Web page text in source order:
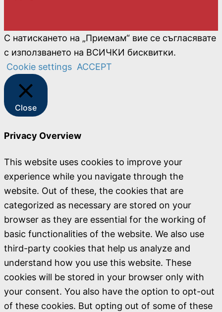
С натискането на „Приемам“ вие се съгласявате
с използването на ВСИЧКИ бисквитки.
Cookie settings ACCEPT
Close
Privacy Overview
This website uses cookies to improve your
experience while you navigate through the
website. Out of these, the cookies that are
categorized as necessary are stored on your
browser as they are essential for the working of
basic functionalities of the website. We also use
third-party cookies that help us analyze and
understand how you use this website. These
cookies will be stored in your browser only with
your consent. You also have the option to opt-out
of these cookies. But opting out of some of these